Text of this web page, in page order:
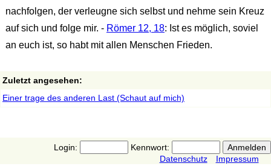
nachfolgen, der verleugne sich selbst und nehme sein Kreuz
auf sich und folge mir. - Römer 12, 18: Ist es möglich, soviel
an euch ist, so habt mit allen Menschen Frieden.
Zuletzt angesehen:
Einer trage des anderen Last (Schaut auf mich)
Login:
Kennwort:
Datenschutz
Impressum